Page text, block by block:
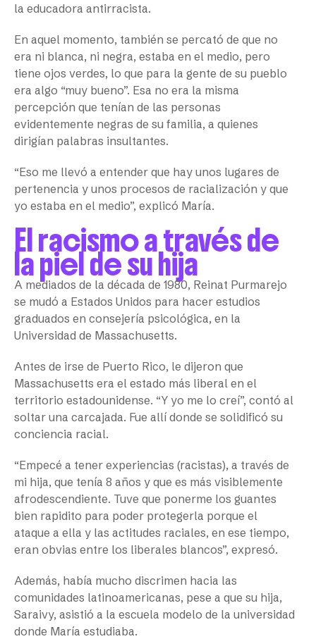
la educadora antirracista.
En aquel momento, también se percató de que no
era ni blanca, ni negra, estaba en el medio, pero
tiene ojos verdes, lo que para la gente de su pueblo
era algo “muy bueno”. Esa no era la misma
percepción que tenían de las personas
evidentemente negras de su familia, a quienes
dirigían palabras insultantes.
“Eso me llevó a entender que hay unos lugares de
pertenencia y unos procesos de racialización y que
yo estaba en el medio”, explicó María.
El racismo a través de
la piel de su hija
A mediados de la década de 1980, Reinat Purmarejo
se mudó a Estados Unidos para hacer estudios
graduados en consejería psicológica, en la
Universidad de Massachusetts.
Antes de irse de Puerto Rico, le dijeron que
Massachusetts era el estado más liberal en el
territorio estadounidense. “Y yo me lo creí”, contó al
soltar una carcajada. Fue allí donde se solidificó su
conciencia racial.
“Empecé a tener experiencias (racistas), a través de
mi hija, que tenía 8 años y que es más visiblemente
afrodescendiente. Tuve que ponerme los guantes
bien rapidito para poder protegerla porque el
ataque a ella y las actitudes raciales, en ese tiempo,
eran obvias entre los liberales blancos”, expresó.
Además, había mucho discrimen hacia las
comunidades latinoamericanas, pese a que su hija,
Saraivy, asistió a la escuela modelo de la universidad
donde María estudiaba.